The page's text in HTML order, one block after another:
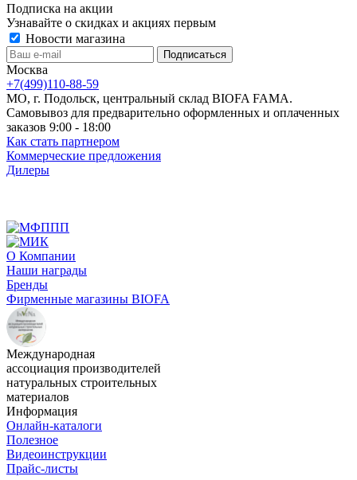
Подписка на акции
Узнавайте о скидках и акциях первым
Новости магазина
Москва
+7(499)110-88-59
МО, г. Подольск, центральный склад BIOFA FAMA.
Самовывоз для предварительно оформленных и оплаченных
заказов 9:00 - 18:00
Как стать партнером
Коммерческие предложения
Дилеры
О Компании
Наши награды
Бренды
Фирменные магазины BIOFA
Международная
ассоциация производителей
натуральных строительных
материалов
Информация
Онлайн-каталоги
Полезное
Видеоинструкции
Прайс-листы